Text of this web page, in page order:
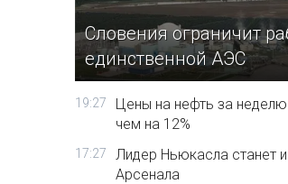
Словения ограничит
единственной АЭС
19:27
Цены на нефть за
чем на 12%
17:27
Лидер Ньюкасла станет
Арсенала